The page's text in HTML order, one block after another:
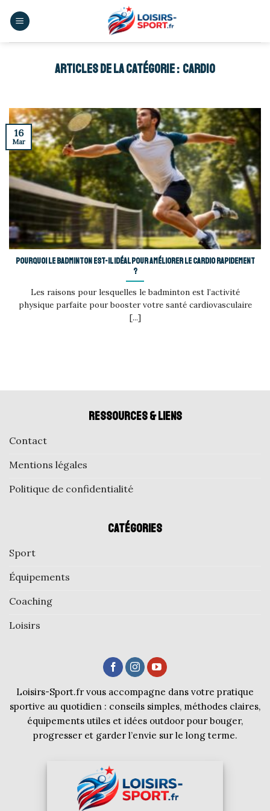
CARDIO
Pourquoi le badminton est-il idéal pour améliorer le cardio rapidement
?
Les raisons pour lesquelles le badminton est l’activité
physique parfaite pour booster votre santé cardiovasculaire
[...]
16
Mar
Ressources & liens
Contact
Mentions légales
Politique de confidentialité
Catégories
Sport
Équipements
Coaching
Loisirs
Loisirs-Sport.fr vous accompagne dans votre pratique
sportive au quotidien : conseils simples, méthodes claires,
équipements utiles et idées outdoor pour bouger,
progresser et garder l’envie sur le long terme.